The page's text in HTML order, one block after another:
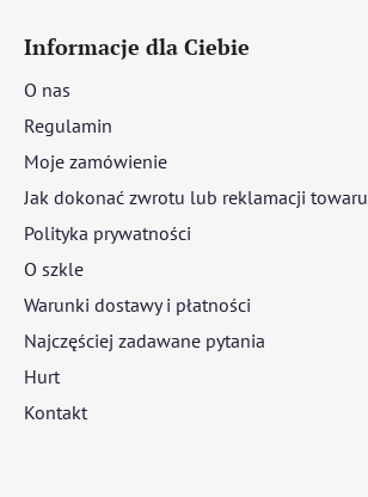
Informacje dla Ciebie
O nas
Regulamin
Moje zamówienie
Jak dokonać zwrotu lub reklamacji towaru
Polityka prywatności
O szkle
Warunki dostawy i płatności
Najczęściej zadawane pytania
Hurt
Kontakt